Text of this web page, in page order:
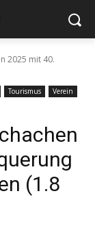
2025 mit 40.
Tourismus
Verein
(1.8